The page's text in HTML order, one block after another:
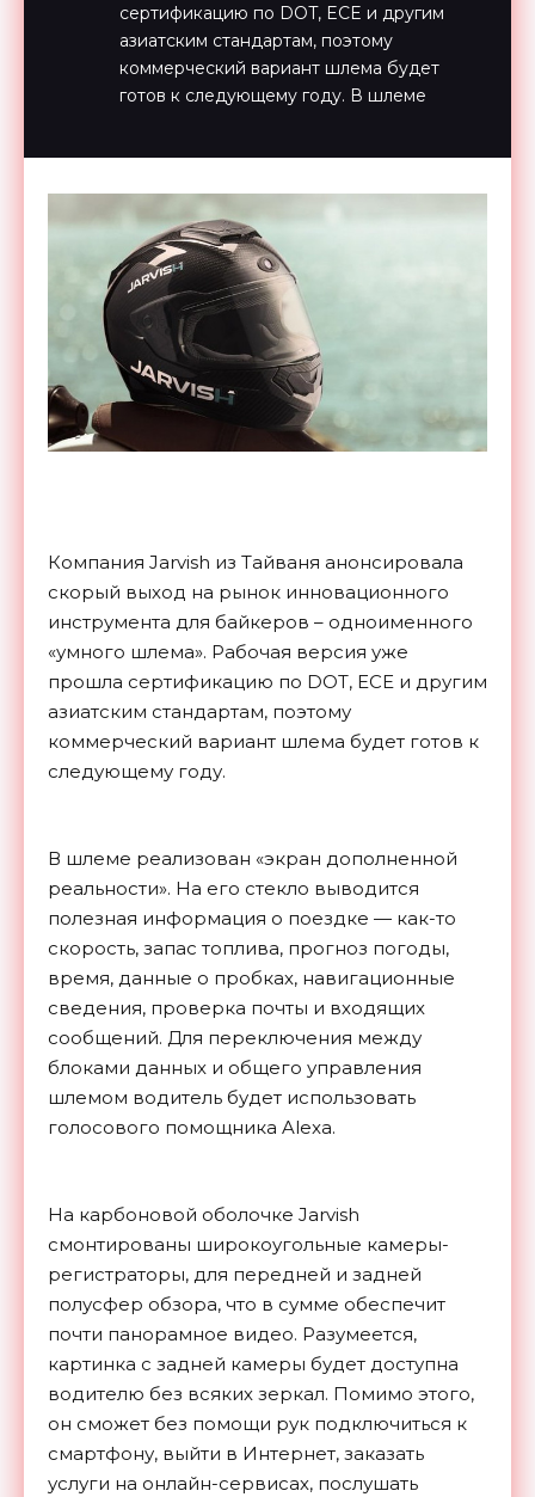
сертификацию по DOT, ECE и другим
азиатским стандартам, поэтому
коммерческий вариант шлема будет
готов к следующему году. В шлеме
Компания Jarvish из Тайваня анонсировала
скорый выход на рынок инновационного
инструмента для байкеров – одноименного
«умного шлема». Рабочая версия уже
прошла сертификацию по DOT, ECE и другим
азиатским стандартам, поэтому
коммерческий вариант шлема будет готов к
следующему году.
В шлеме реализован «экран дополненной
реальности». На его стекло выводится
полезная информация о поездке — как-то
скорость, запас топлива, прогноз погоды,
время, данные о пробках, навигационные
сведения, проверка почты и входящих
сообщений. Для переключения между
блоками данных и общего управления
шлемом водитель будет использовать
голосового помощника Alexa.
На карбоновой оболочке Jarvish
смонтированы широкоугольные камеры-
регистраторы, для передней и задней
полусфер обзора, что в сумме обеспечит
почти панорамное видео. Разумеется,
картинка с задней камеры будет доступна
водителю без всяких зеркал. Помимо этого,
он сможет без помощи рук подключиться к
смартфону, выйти в Интернет, заказать
услуги на онлайн-сервисах, послушать